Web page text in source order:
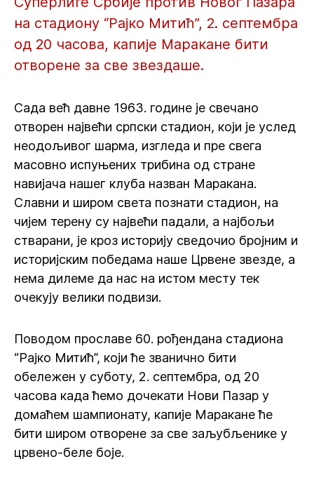
на стадиону “Рајко Митић”, 2. септембра
од 20 часова, капије Маракане бити
отворене за све звездаше.
Сада већ давне 1963. године је свечано
отворен највећи српски стадион, који је услед
неодољивог шарма, изгледа и пре свега
масовно испуњених трибина од стране
навијача нашег клуба назван Маракана.
Славни и широм света познати стадион, на
чијем терену су највећи падали, а најбољи
стварани, је кроз историју сведочио бројним и
историјским победама наше Црвене звезде, а
нема дилеме да нас на истом месту тек
очекују велики подвизи.
Поводом прославе 60. рођендана стадиона
“Рајко Митић”, који ће званично бити
обележен у суботу, 2. септембра, од 20
часова када ћемо дочекати Нови Пазар у
домаћем шампионату, капије Маракане ће
бити широм отворене за све заљубљенике у
црвено-беле боје.